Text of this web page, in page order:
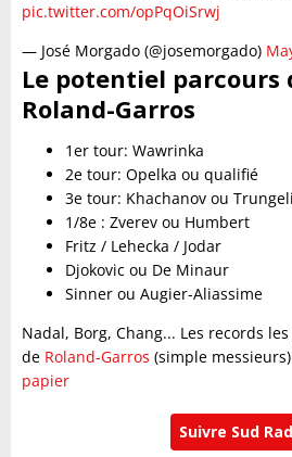
pic.twitter.com/opPqOiSrwj
— José Morgado (@josemorgado)
Le potentiel parcours
Roland-Garros
1er tour: Wawrinka
2e tour: Opelka ou qualifié
3e tour: Khachanov ou
1/8e : Zverev ou Humbert
Fritz / Lehecka / Jodar
Djokovic ou De Minaur
Sinner ou Augier-Aliassime
Nadal, Borg, Chang... Les records
de Roland-Garros (simple
papier
Suivre Sud